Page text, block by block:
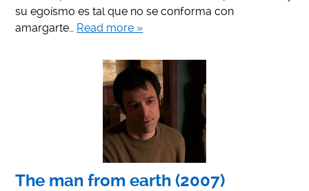
su egoísmo es tal que no se conforma con
amargarte… Read more »
The man from earth (2007)